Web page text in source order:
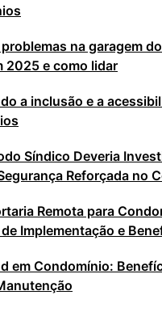
na garagem
2025 e como lidar
a inclusão e a
Síndico Deveria
Reforçada no
Remota para
Implementação e
em Condomínio: